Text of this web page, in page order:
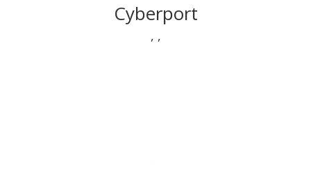
Cyberport
, ,